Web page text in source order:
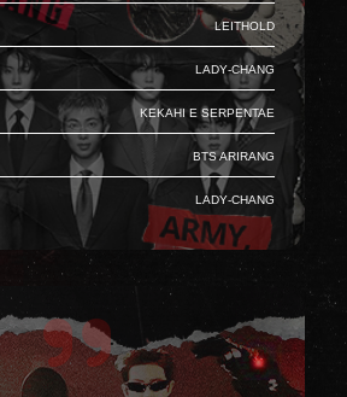
Leithold
Lady-Chang
Kekahi e Serpentae
BTS Arirang
Lady-Chang